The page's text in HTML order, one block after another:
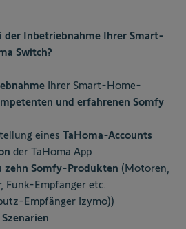
der Inbetriebnahme Ihrer Smart-
Switch?
Ihrer Smart-Home-
und erfahrenen Somfy
eines TaHoma-Accounts
der TaHoma App
zehn Somfy-Produkten (Motoren,
Funk-Empfänger etc.
Empfänger Izymo))